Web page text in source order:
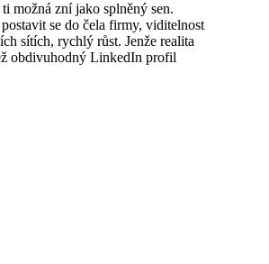
možná zní jako splněný sen.
se do čela firmy, viditelnost
sítích, rychlý růst. Jenže realita
obdivuhodný LinkedIn profil